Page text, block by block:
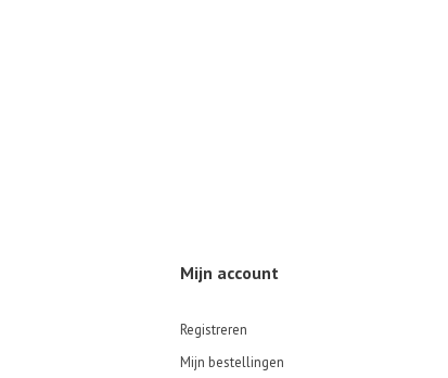
Mijn account
Registreren
Mijn bestellingen